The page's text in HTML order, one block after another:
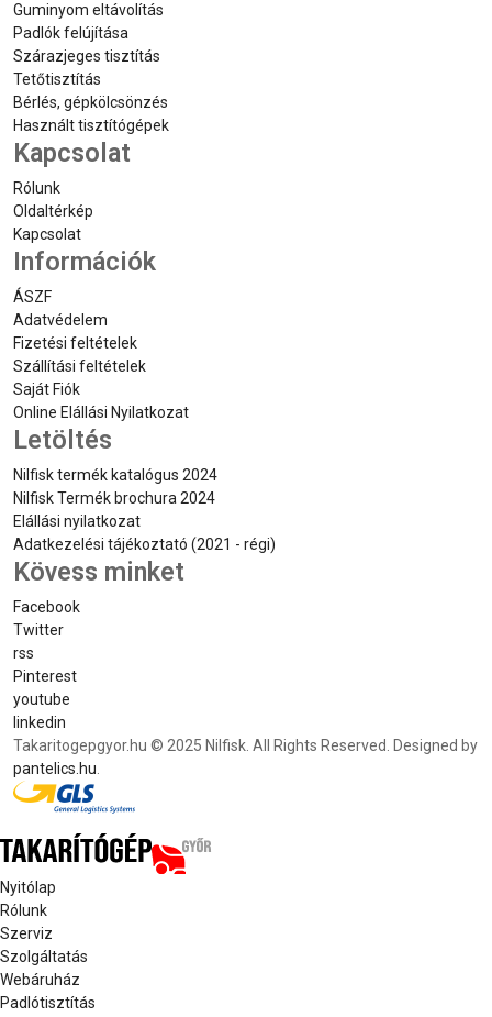
Guminyom eltávolítás
Padlók felújítása
Szárazjeges tisztítás
Tetőtisztítás
Bérlés, gépkölcsönzés
Használt tisztítógépek
Kapcsolat
Rólunk
Oldaltérkép
Kapcsolat
Információk
ÁSZF
Adatvédelem
Fizetési feltételek
Szállítási feltételek
Saját Fiók
Online Elállási Nyilatkozat
Letöltés
Nilfisk termék katalógus 2024
Nilfisk Termék brochura 2024
Elállási nyilatkozat
Adatkezelési tájékoztató (2021 - régi)
Kövess minket
Facebook
Twitter
rss
Pinterest
youtube
linkedin
Takaritogepgyor.hu © 2025 Nilfisk. All Rights Reserved. Designed by
pantelics.hu
Nyitólap
Rólunk
Szerviz
Szolgáltatás
Webáruház
Padlótisztítás